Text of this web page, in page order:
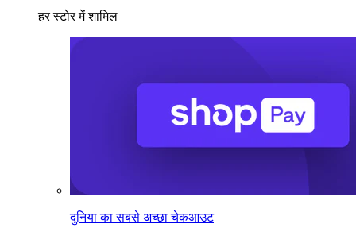
हर स्टोर में शामिल
दुनिया का सबसे अच्छा चेकआउट